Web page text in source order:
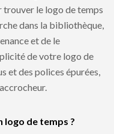
trouver le logo de temps
dans la bibliothèque,
et de le
de votre logo de
et des polices épurées,
logo de temps ?